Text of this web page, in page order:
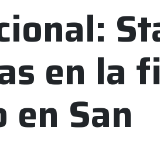
en la
San